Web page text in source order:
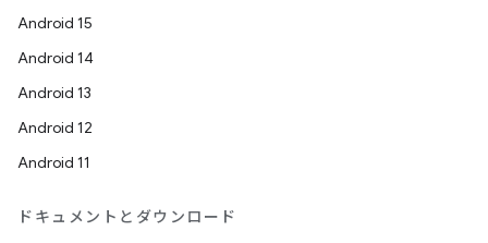
Android 15
Android 14
Android 13
Android 12
Android 11
ドキュメントとダウンロード